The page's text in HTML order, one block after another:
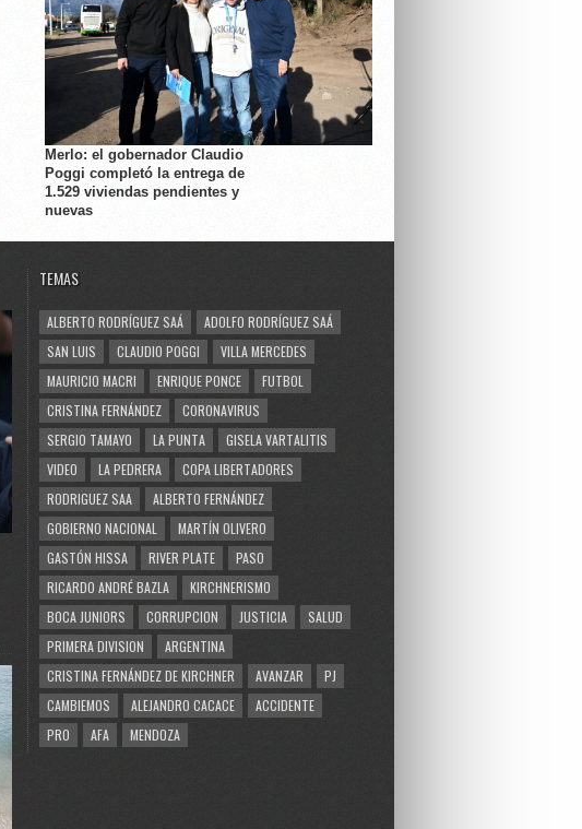
Merlo: el gobernador Claudio
Poggi completó la entrega de
1.529 viviendas pendientes y
nuevas
TEMAS
ALBERTO RODRÍGUEZ SAÁ
ADOLFO RODRÍGUEZ SAÁ
SAN LUIS
CLAUDIO POGGI
VILLA MERCEDES
MAURICIO MACRI
ENRIQUE PONCE
FUTBOL
CRISTINA FERNÁNDEZ
CORONAVIRUS
SERGIO TAMAYO
LA PUNTA
GISELA VARTALITIS
VIDEO
LA PEDRERA
COPA LIBERTADORES
RODRIGUEZ SAA
ALBERTO FERNÁNDEZ
GOBIERNO NACIONAL
MARTÍN OLIVERO
GASTÓN HISSA
RIVER PLATE
PASO
RICARDO ANDRÉ BAZLA
KIRCHNERISMO
BOCA JUNIORS
CORRUPCION JUSTICIA
SALUD
PRIMERA DIVISION
ARGENTINA
CRISTINA FERNÁNDEZ DE KIRCHNER
AVANZAR
PJ
CAMBIEMOS
ALEJANDRO CACACE
ACCIDENTE
PRO
AFA MENDOZA